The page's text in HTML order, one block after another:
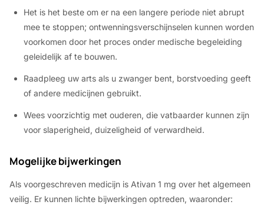
Het is het beste om er na een langere periode niet abrupt
mee te stoppen; ontwenningsverschijnselen kunnen worden
voorkomen door het proces onder medische begeleiding
geleidelijk af te bouwen.
Raadpleeg uw arts als u zwanger bent, borstvoeding geeft
of andere medicijnen gebruikt.
Wees voorzichtig met ouderen, die vatbaarder kunnen zijn
voor slaperigheid, duizeligheid of verwardheid.
Mogelijke bijwerkingen
Als voorgeschreven medicijn is Ativan 1 mg over het algemeen
veilig. Er kunnen lichte bijwerkingen optreden, waaronder: